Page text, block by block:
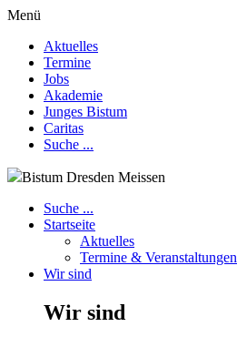
Menü
Aktuelles
Termine
Jobs
Akademie
Junges Bistum
Caritas
Suche ...
Bistum Dresden Meissen
Suche ...
Startseite
Aktuelles
Termine & Veranstaltungen
Wir sind
Wir sind